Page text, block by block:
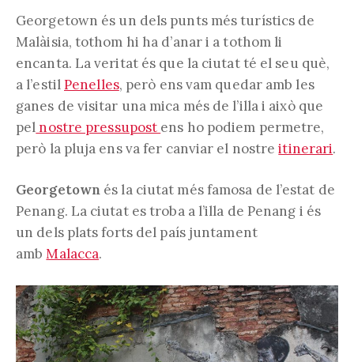
l'entrada:
Georgetown és un dels punts més turístics de
Malàisia, tothom hi ha d’anar i a tothom li
encanta. La veritat és que la ciutat té el seu què,
a l’estilPenelles, però ens vam quedar amb les
ganes de visitar una mica més de l’illa i això que
pelnostre pressupost ens ho podiem permetre,
però la pluja ens va fer canviar el nostreitinerari.
Georgetown és la ciutat més famosa de l’estat de
Penang. La ciutat es troba a l’illa de Penang i és
un dels plats forts del país juntament
ambMalacca.